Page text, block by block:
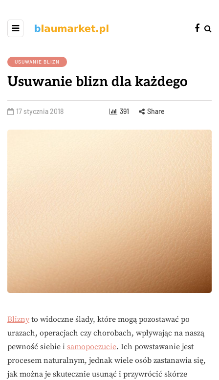
USUWANIE BLIZN
Usuwanie blizn dla każdego
17 stycznia 2018 391 Share
Blizny to widoczne ślady, które mogą pozostawać po
urazach, operacjach czy chorobach, wpływając na naszą
pewność siebie i samopoczucie. Ich powstawanie jest
procesem naturalnym, jednak wiele osób zastanawia się,
jak można je skutecznie usunąć i przywrócić skórze